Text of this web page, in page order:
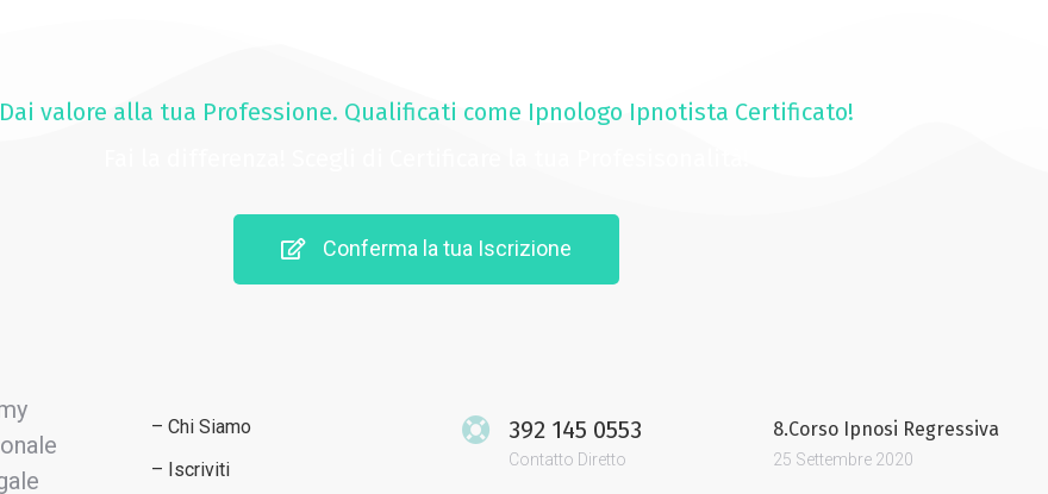
Dai valore alla tua Professione. Qualificati come Ipnologo Ipnotista Certificato!
Conferma la tua Iscrizione
– Chi Siamo
– Iscriviti
392 145 0553
Contatto Diretto
8.Corso Ipnosi Regressiva
25 Settembre 2020